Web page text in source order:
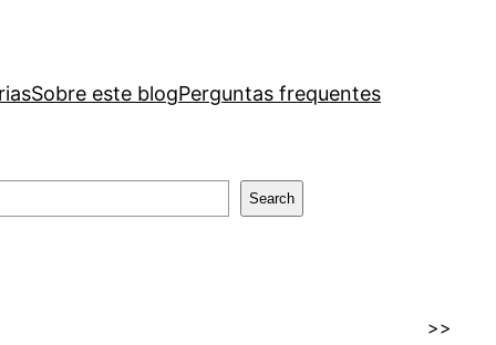
Sobre este blogPerguntas frequentes
Search
>>